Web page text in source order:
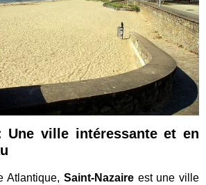
Une ville intéressante eten
Atlantique, Saint-Nazaireest une ville